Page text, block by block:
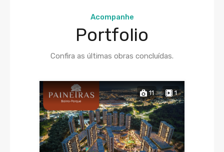
Acompanhe
Portfolio
Confira as últimas obras concluídas.
11 1